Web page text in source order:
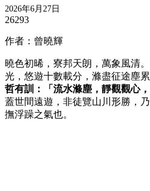
2026年6月27日
26293
作者：曾曉輝
曉色初晞，寮邦天朗，萬象風清
光，悠遊十數載分，滌盡征途塵
哲有訓：「流水滌塵，靜觀觀心
蓋世間遠遊，非徒覽山川形勝，
撫浮躁之氣也。